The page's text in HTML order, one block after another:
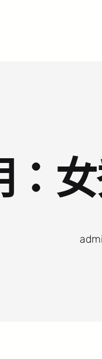
：